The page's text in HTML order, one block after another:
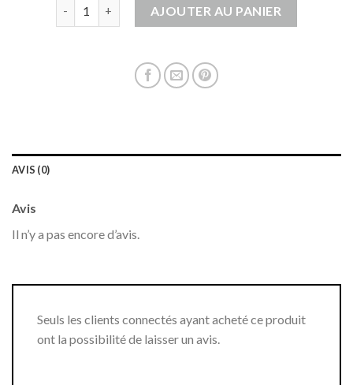
AJOUTER AU PANIER
AVIS (0)
Avis
Il n’y a pas encore d’avis.
Seuls les clients connectés ayant acheté ce produit
ont la possibilité de laisser un avis.